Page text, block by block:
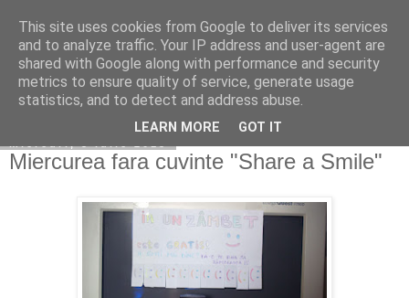
Copilarim
Miercurea fara cuvinte "Share a Smile"
This site uses cookies from Google to deliver its services
and to analyze traffic. Your IP address and user-agent are
shared with Google along with performance and security
metrics to ensure quality of service, generate usage
statistics, and to detect and address abuse.
LEARN MORE GOT IT